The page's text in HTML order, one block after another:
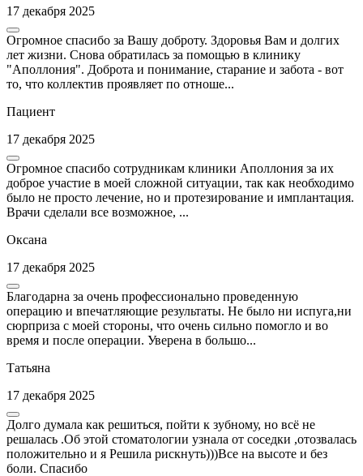
17 декабря 2025
Огромное спасибо за Вашу доброту. Здоровья Вам и долгих
лет жизни. Снова обратилась за помощью в клинику
"Аполлония". Доброта и понимание, старание и забота - вот
то, что коллектив проявляет по отноше...
Пациент
17 декабря 2025
Огромное спасибо сотрудникам клиники Аполлония за их
доброе участие в моей сложной ситуации, так как необходимо
было не просто лечение, но и протезирование и имплантация.
Врачи сделали все возможное, ...
Оксана
17 декабря 2025
Благодарна за очень профессионально проведенную
операцию и впечатляющие результаты. Не было ни испуга,ни
сюрприза с моей стороны, что очень сильно помогло и во
время и после операции. Уверена в большо...
Татьяна
17 декабря 2025
Долго думала как решиться, пойти к зубному, но всё не
решалась .Об этой стоматологии узнала от соседки ,отозвалась
положительно и я Решила рискнуть)))Все на высоте и без
боли. Спасибо